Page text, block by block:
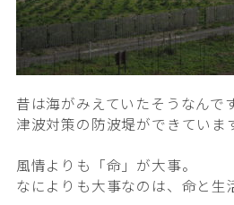
昔は海がみえていたそうなんで
津波対策の防波堤ができていま
風情よりも「命」が大事。
なによりも大事なのは、命と生